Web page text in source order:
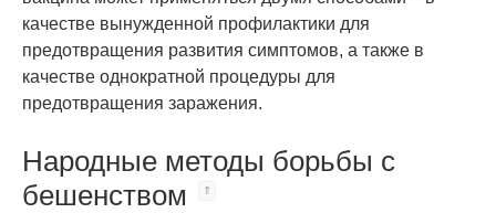
качестве вынужденной профилактики для
предотвращения развития симптомов, а также в
качестве однократной процедуры для
предотвращения заражения.
Народные методы борьбы с
бешенством